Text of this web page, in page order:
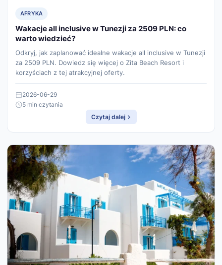
AFRYKA
Wakacje all inclusive w Tunezji za 2509 PLN: co
warto wiedzieć?
Odkryj, jak zaplanować idealne wakacje all inclusive w Tunezji
za 2509 PLN. Dowiedz się więcej o Zita Beach Resort i
korzyściach z tej atrakcyjnej oferty.
2026-06-29
5 min czytania
Czytaj dalej